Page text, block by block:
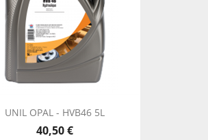
UNIL OPAL - HVB46 5L
40,50 €